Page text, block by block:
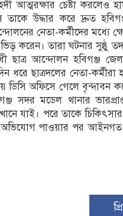
আত্মরক্ষার চেষ্টা করলেও
উদ্ধার করে দ্রুত
নেতা-কর্মীদের মধ্যে
করেন। তারা ঘটনার সুষ্ঠু
ছাত্র আন্দোলন হবিগঞ্জ
ছাত্রদলের নেতা-কর্মীরা
অফিসে গেলে বৃন্দাবন
সদর মডেল থানার
যাই। পরে তাকে
অভিযোগ পাওয়ার পর আইনগত